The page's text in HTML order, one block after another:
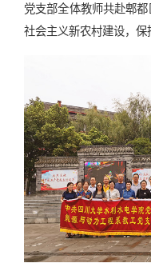
党支部全体教师共赴郫都
社会主义新农村建设，保